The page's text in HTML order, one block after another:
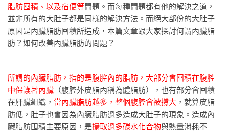
脂肪囤積、以及宿便等問題。而每種問題都有他的解決之道，
並非所有的大肚子都是同樣的解決方法。而絕大部份的大肚子
原因是內臟脂肪囤積所造成，本篇文章跟大家探討何謂內臟脂
肪？如何改善內臟脂肪的問題？
所謂的內臟脂肪，指的是腹腔內的脂肪，大部分會囤積在腹腔
中保護著內臟 （腹腔外皮脂內稱為體脂肪），也有部分會囤積
在肝臟組織， 當內臟脂肪越多，整個腹腔會被撐大 ，就算皮脂
肪低，肚子也會因為內臟脂肪過多造成大肚子的現象。造成內
臟脂肪囤積主要原因，是攝取過多碳水化合物與熱量消耗不